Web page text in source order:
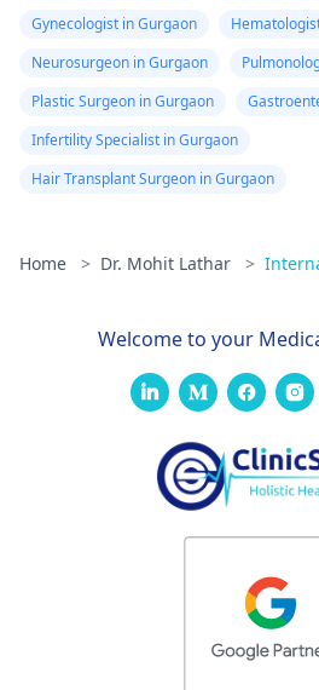
Gynecologist in Gurgaon
Neurosurgeon in Gurgaon
Plastic Surgeon in Gurgaon
Infertility Specialist in Gurgaon
Hair Transplant Surgeon in Gurgaon
Home > Dr. Mohit Lathar >
Welcome to your